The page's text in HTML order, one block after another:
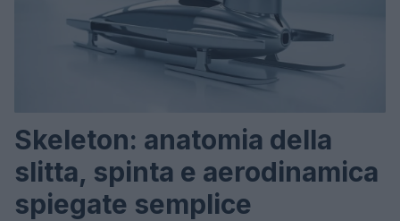
Skeleton: anatomia della
slitta, spinta e aerodinamica
spiegate semplice